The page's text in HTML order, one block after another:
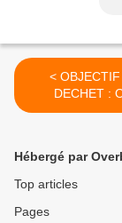
< OBJECTIF ZERO
DECHET :
S'ARRETE
Hébergé par
Top articles
Pages